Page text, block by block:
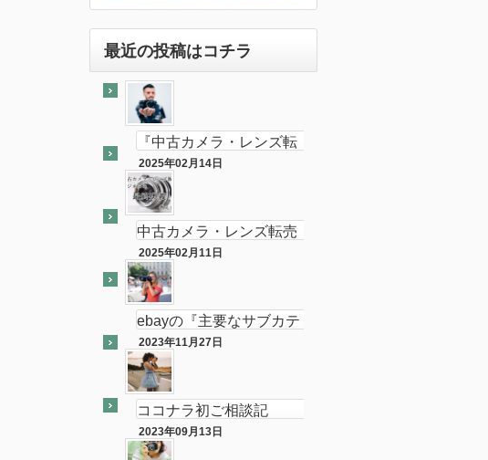
最近の投稿はコチラ
『中古カメラ・レンズ転
売ビジネスの最終奥義教
えます』のebay輸出会員
サイト付き
2025年02月14日
最終奥義
中古カメラ・レンズ転売
ビジネスの最終奥義教え
ます…を販売開始し数ヶ
月が経ちました
2025年02月11日
半隠居ライフな話
ebayの『主要なサブカテ
ゴリーの売れ筋』がカメ
ラである件
2023年11月27日
ebay
ココナラ初ご相談記
念！！（ebay中古フィル
ムカメラ輸出の相談をお
2023年09月13日
ココナラ